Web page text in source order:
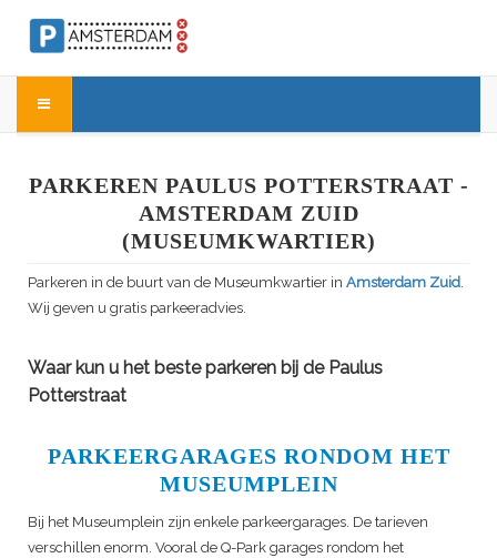
PARKEREN PAULUS POTTERSTRAAT -
AMSTERDAM ZUID
(MUSEUMKWARTIER)
Parkeren in de buurt van de Museumkwartier in Amsterdam Zuid.
Wij geven u gratis parkeeradvies.
Waar kun u het beste parkeren bij de Paulus
Potterstraat
PARKEERGARAGES RONDOM HET
MUSEUMPLEIN
Bij het Museumplein zijn enkele parkeergarages. De tarieven
verschillen enorm. Vooral de Q-Park garages rondom het